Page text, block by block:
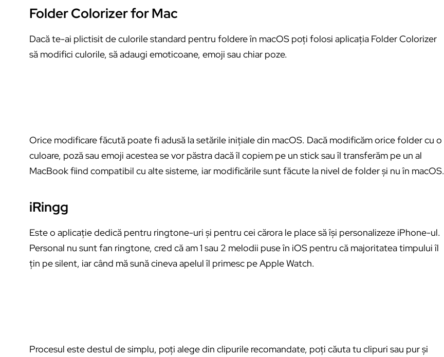
Folder Colorizer for Mac
Dacă te-ai plictisit de culorile standard pentru foldere în macOS poți folosi aplicația Folder Colorizer
să modifici culorile, să adaugi emoticoane, emoji sau chiar poze.
Orice modificare făcută poate fi adusă la setările inițiale din macOS. Dacă modificăm orice folder cu o
culoare, poză sau emoji acestea se vor păstra dacă îl copiem pe un stick sau îl transferăm pe un al
MacBook fiind compatibil cu alte sisteme, iar modificările sunt făcute la nivel de folder și nu în macOS.
iRingg
Este o aplicație dedică pentru ringtone-uri și pentru cei cărora le place să își personalizeze iPhone-ul.
Personal nu sunt fan ringtone, cred că am 1 sau 2 melodii puse în iOS pentru că majoritatea timpului îl
țin pe silent, iar când mă sună cineva apelul îl primesc pe Apple Watch.
Procesul este destul de simplu, poți alege din clipurile recomandate, poți căuta tu clipuri sau pur și